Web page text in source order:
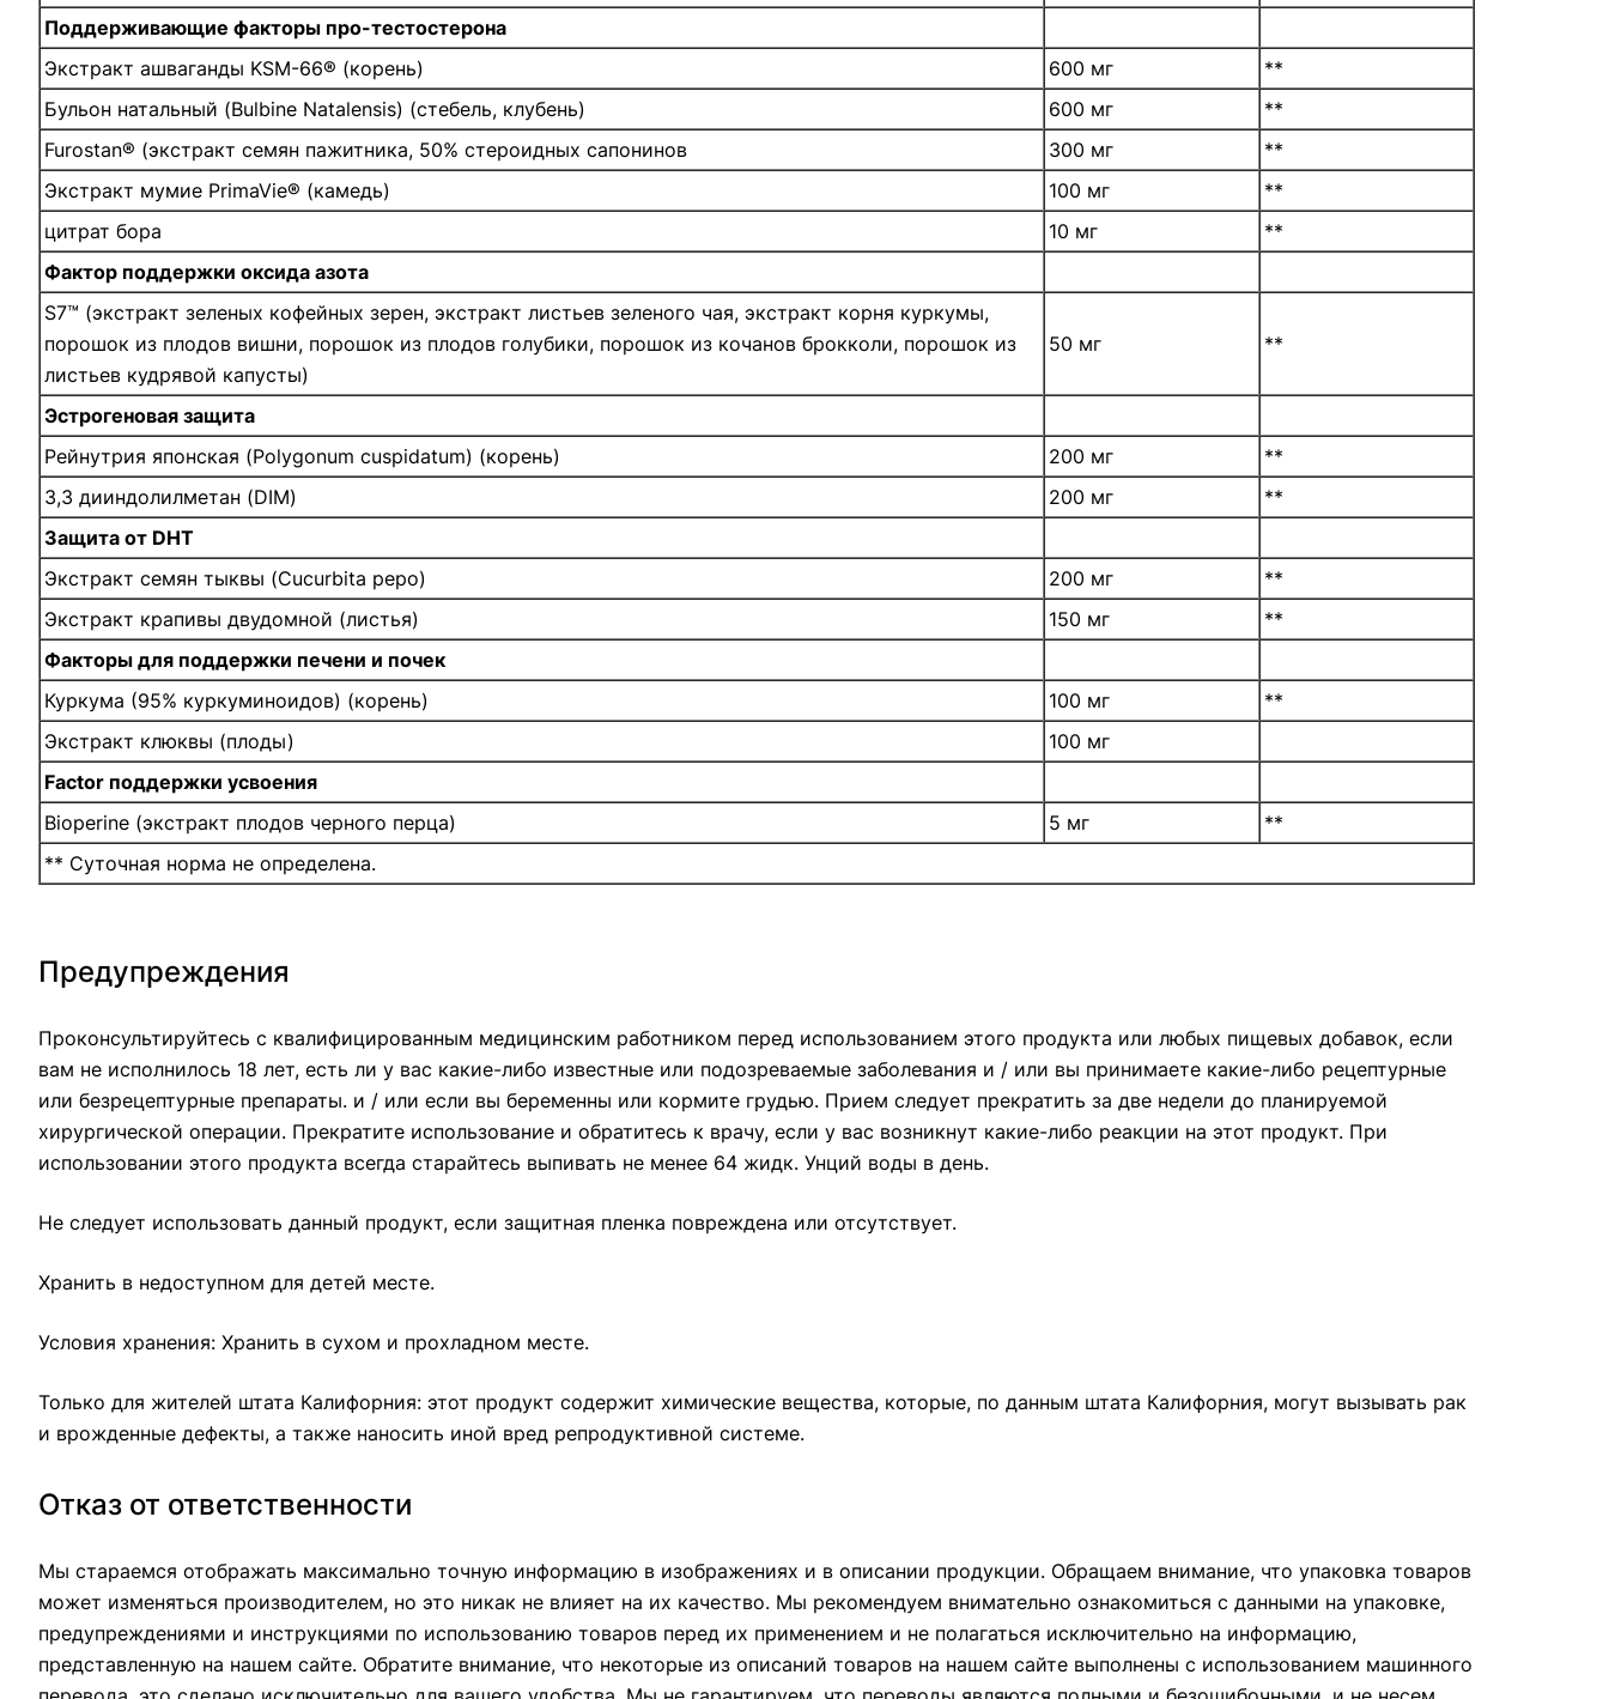
Поддерживающие факторы про-тестостерона
Экстракт ашваганды KSM-66® (корень)
600 мг
**
Бульон натальный (Bulbine Natalensis) (стебель, клубень)
600 мг
**
Furostan® (экстракт семян пажитника, 50% стероидных сапонинов
300 мг
**
Экстракт мумие PrimaVie® (камедь)
100 мг
**
цитрат бора
10 мг
**
Фактор поддержки оксида азота
S7™ (экстракт зеленых кофейных зерен, экстракт листьев зеленого чая, экстракт корня куркумы,
порошок из плодов вишни, порошок из плодов голубики, порошок из кочанов брокколи, порошок из
листьев кудрявой капусты)
50 мг **
Эстрогеновая защита
Рейнутрия японская (Polygonum cuspidatum) (корень)
200 мг
**
3,3 дииндолилметан (DIM)
200 мг
**
Защита от DHT
Экстракт семян тыквы (Cucurbita pepo)
200 мг
**
Экстракт крапивы двудомной (листья)
150 мг
**
Факторы для поддержки печени и почек
Куркума (95% куркуминоидов) (корень)
100 мг
**
Экстракт клюквы (плоды)
100 мг
Factor поддержки усвоения
Bioperine (экстракт плодов черного перца)
5 мг
**
** Суточная норма не определена.
Предупреждения
Проконсультируйтесь с квалифицированным медицинским работником перед использованием этого продукта или любых пищевых добавок, если
вам не исполнилось 18 лет, есть ли у вас какие-либо известные или подозреваемые заболевания и / или вы принимаете какие-либо рецептурные
или безрецептурные препараты. и / или если вы беременны или кормите грудью. Прием следует прекратить за две недели до планируемой
хирургической операции. Прекратите использование и обратитесь к врачу, если у вас возникнут какие-либо реакции на этот продукт. При
использовании этого продукта всегда старайтесь выпивать не менее 64 жидк. Унций воды в день.
Не следует использовать данный продукт, если защитная пленка повреждена или отсутствует.
Хранить в недоступном для детей месте.
Условия хранения: Хранить в сухом и прохладном месте.
Только для жителей штата Калифорния: этот продукт содержит химические вещества, которые, по данным штата Калифорния, могут вызывать рак
и врожденные дефекты, а также наносить иной вред репродуктивной системе.
Отказ от ответственности
Мы стараемся отображать максимально точную информацию в изображениях и в описании продукции. Обращаем внимание, что упаковка товаров
может изменяться производителем, но это никак не влияет на их качество. Мы рекомендуем внимательно ознакомиться с данными на упаковке,
предупреждениями и инструкциями по использованию товаров перед их применением и не полагаться исключительно на информацию,
представленную на нашем сайте. Обратите внимание, что некоторые из описаний товаров на нашем сайте выполнены с использованием машинного